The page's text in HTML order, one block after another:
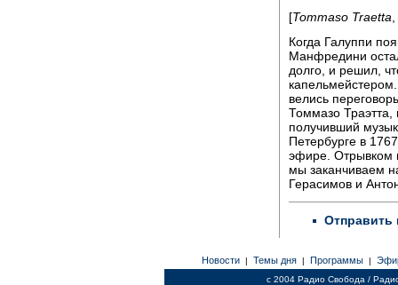
[Tommaso Traetta
Когда Галуппи
Манфредини
долго, и решил,
велись
Томмазо Траэтта,
получивший
Петербурге в
эфире.
мы заканчиваем
Герасимов и
Отправить
Новости | Темы дня | Программы |
c 2004 Радио Свобода /